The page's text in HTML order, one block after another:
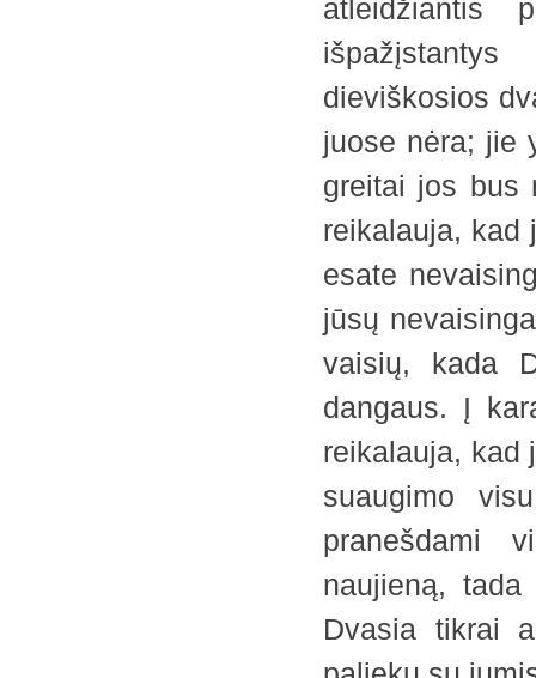
atleidžiantis
dieviškosios
juose nėra; jie
greitai jos bus
reikalauja, kad
esate
jūsų
vaisių, kada
dangaus. Į
reikalauja, kad
suaugimo
pranešdami
naujieną,
Dvasia tikrai